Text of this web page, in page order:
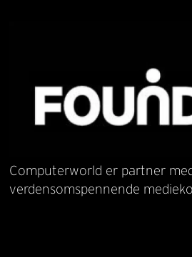
Computerworld er partner
verdensomspennende